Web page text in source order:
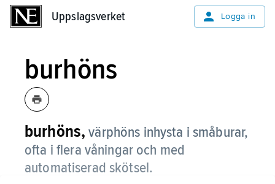
Uppslagsverket Logga in
burhöns
burhöns, värphöns inhysta i småburar,
ofta i flera våningar och med
automatiserad skötsel.